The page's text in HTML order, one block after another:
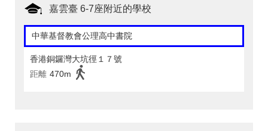
嘉雲臺 6-7座附近的學校
中華基督教會公理高中書院
香港銅鑼灣大坑徑１７號
距離 470m